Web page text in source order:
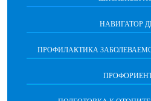
НАВИГАТОР
ПРОФИЛАКТИКА